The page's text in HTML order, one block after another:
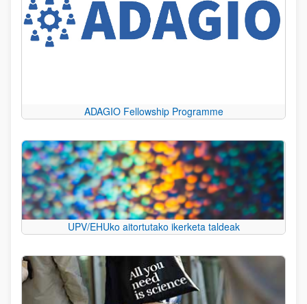
ADAGIO Fellowship Programme
UPV/EHUko aitortutako ikerketa taldeak